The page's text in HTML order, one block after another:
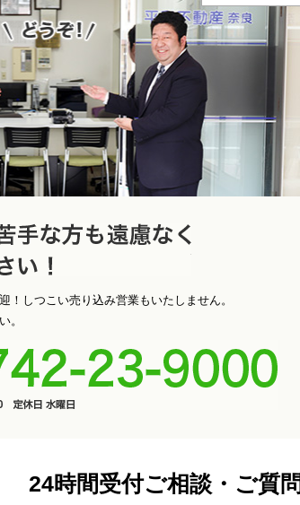
問合せ
も遠慮なくお電話くだ
！しつこい売り込み営業もいたしません。
。
24時間受付ご相談・ご質